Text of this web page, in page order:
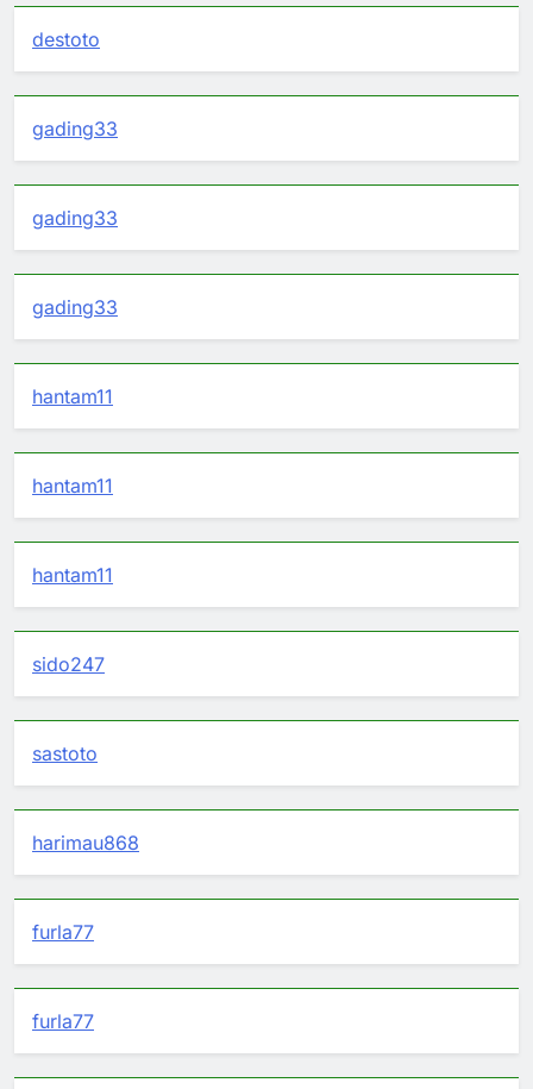
destoto
gading33
gading33
gading33
hantam11
hantam11
hantam11
sido247
sastoto
harimau868
furla77
furla77